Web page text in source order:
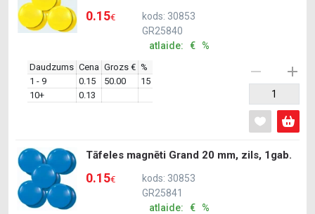
0.15€
kods: 30853
GR25840
atlaide: € %
Daudzums Cena Grozs € %
1 - 9
0.15 50.00
15
10+
0.13
Tāfeles magnēti Grand 20 mm, zils, 1gab.
0.15€
kods: 30853
GR25841
atlaide: € %